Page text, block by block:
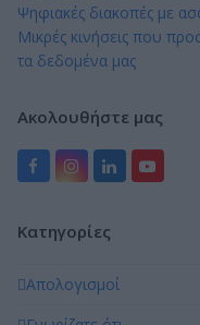
Ψηφιακές διακοπές με
Μικρές κινήσεις που
τα δεδομένα μας
Ακολουθήστε μας
FacebookInstagram
LinkedIn
Kατηγορίες
Απολογισμοί